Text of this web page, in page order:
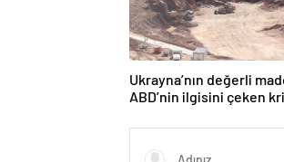
Ukrayna’nın değerli
ABD’nin ilgisini çeken